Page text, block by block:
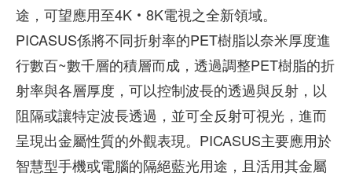
途，可望應用至4K‧8K電視之全新領域。
PICASUS係將不同折射率的PET樹脂以奈米厚度進
行數百~數千層的積層而成，透過調整PET樹脂的折
射率與各層厚度，可以控制波長的透過與反射，以
阻隔或讓特定波長透過，並可全反射可視光，進而
呈現出金屬性質的外觀表現。PICASUS主要應用於
智慧型手機或電腦的隔絕藍光用途，且活用其金屬